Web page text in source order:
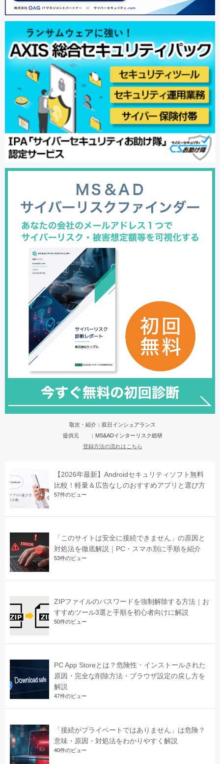
取次・紹介：双日インシュアランス
提供元 ：MS&ADインターリスク総研
登録方法の流れはこちら
【2026年最新】Androidセキュリティソフト無料
比較！軽量＆広告なしのおすすめアプリと選び方
57件のビュー
「このサイトは安全に接続できません」の原因と
対処法を徹底解説｜PC・スマホ別に手順を紹介
53件のビュー
ZIPファイルのパスワードを強制解除する方法｜お
すすめツール3選と手順を初心者向けに解説
50件のビュー
PC App Storeとは？危険性・インストールされた
原因・完全な削除方法・ブラウザ設定の戻し方を
解説
47件のビュー
「接続がプライベートではありません」は危険？
意味・原因・対処法をわかりやすく解説
40件のビュー